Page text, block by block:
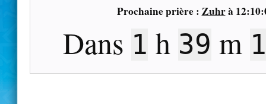
Prochaine prière : Zuhrà
Dans 1 h 39 m